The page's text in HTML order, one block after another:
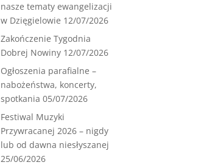
nasze tematy ewangelizacji
w Dzięgielowie 12/07/2026
Zakończenie Tygodnia
Dobrej Nowiny 12/07/2026
Ogłoszenia parafialne –
nabożeństwa, koncerty,
spotkania 05/07/2026
Festiwal Muzyki
Przywracanej 2026 – nigdy
lub od dawna niesłyszanej
25/06/2026